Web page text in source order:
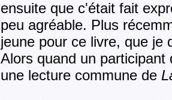
ensuite que c'était fait
peu agréable. Plus
jeune pour ce livre, que je
Alors quand un
une lecture commune de